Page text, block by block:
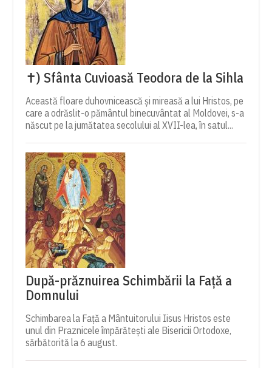
✝) Sfânta Cuvioasă Teodora de la Sihla
Această floare duhovnicească și mireasă a lui Hristos, pe
care a odrăslit-o pământul binecuvântat al Moldovei, s-a
născut pe la jumătatea secolului al XVII-lea, în satul...
După-prăznuirea Schimbării la Față a
Domnului
Schimbarea la Față a Mântuitorului Iisus Hristos este
unul din Praznicele împărătești ale Bisericii Ortodoxe,
sărbătorită la 6 august.